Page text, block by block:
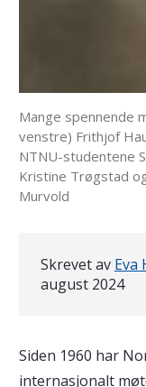
Mange spennende
venstre) Frithjof
NTNU-studentene
Kristine Trøgstad
Murvold
Skrevet av Eva
august 2024
Siden 1960 har
internasjonalt